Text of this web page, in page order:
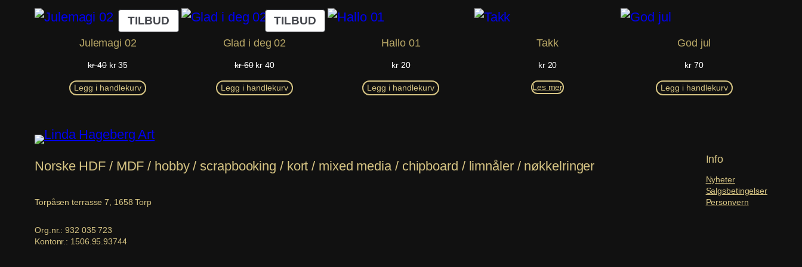
TILBUD PRODUKT
PÅ
Julemagi 02
kr40 Opprinnelig
var:
kr 40.
kr35Nåværende
er:
kr 35.
Legg i handlekurv
TILBUDPRODUKT
PÅ
Glad i deg 02
kr60 Opprinnelig
var:
kr 60.
kr 40Nåværende
er:
kr 40.
Legg i handlekurv
Hallo 01
kr 20
Legg i handlekurv
Takk
kr20
Les mer
God jul
kr 70
Legg i handlekurv
Norske HDF / MDF / hobby / scrapbooking / kort / mixed media / chipboard / limnåler / nøkkelringer
Torpåsen terrasse 7, 1658 Torp
Org.nr.: 932 035 723
Kontonr.: 1506.95.93744
Info
Nyheter
Salgsbetingelser
Personvern